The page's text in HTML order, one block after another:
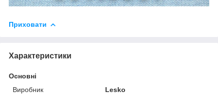
Приховати
Характеристики
Основні
Виробник
Lesko